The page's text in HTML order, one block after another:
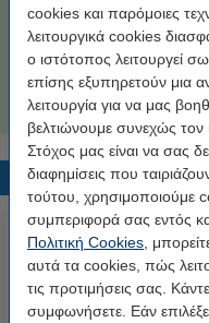
cookies και παρόμοιες
λειτουργικά cookies
ο ιστότοπος λειτουργεί
επίσης εξυπηρετούν μια
λειτουργία για να μας
βελτιώνουμε συνεχώς τον
Στόχος μας είναι να σας
διαφημίσεις που
τούτου, χρησιμοποιούμε
συμπεριφορά σας εντός
Πολιτική Cookies ,
αυτά τα cookies, πώς
τις προτιμήσεις σας.
συμφωνήσετε. Εάν
Χαρτί Εκτύπωσης Inacopia
Προτίμησε το συμβατό